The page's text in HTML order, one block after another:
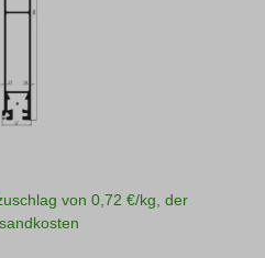
von 0,72 €/kg, der